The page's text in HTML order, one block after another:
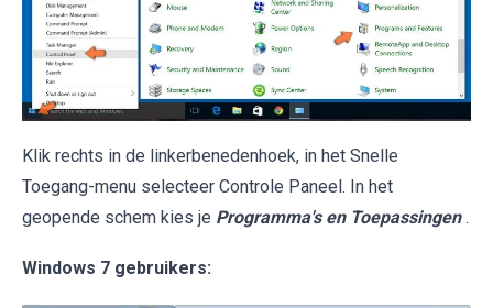
Klik rechts in de linkerbenedenhoek, in het Snelle
Toegang-menu selecteer Controle Paneel. In het
geopende schem kies je Programma's en Toepassingen .
Windows 7 gebruikers: